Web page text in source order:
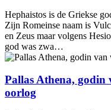
Hephaistos is de Griekse
Zijn Romeinse naam is
en Zeus maar volgens
god was zwa…
Pallas Athena, godin
oorlog